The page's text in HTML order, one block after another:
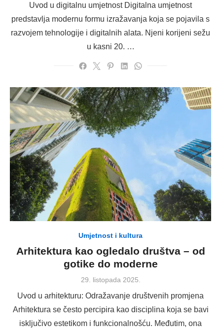
Uvod u digitalnu umjetnost Digitalna umjetnost
predstavlja modernu formu izražavanja koja se pojavila s
razvojem tehnologije i digitalnih alata. Njeni korijeni sežu
u kasni 20. …
Umjetnost i kultura
Arhitektura kao ogledalo društva – od
gotike do moderne
Posted
29. listopada 2025.
Uvod u arhitekturu: Odražavanje društvenih promjena
Arhitektura se često percipira kao disciplina koja se bavi
isključivo estetikom i funkcionalnošću. Međutim, ona